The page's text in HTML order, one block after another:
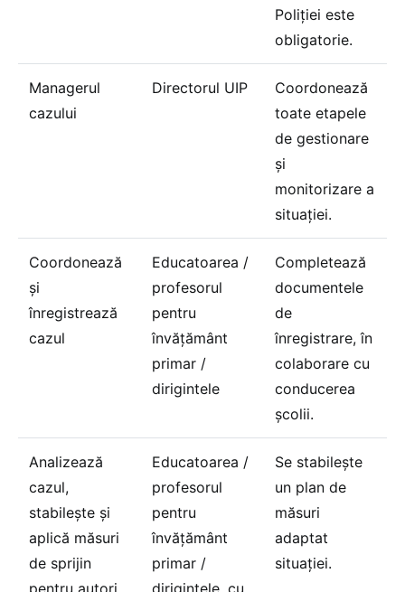
Poliției este
obligatorie.
Managerul
cazului
Directorul UIP
Coordonează
toate etapele
de gestionare
și
monitorizare a
situației.
Coordonează
și
înregistrează
cazul
Educatoarea /
profesorul
pentru
învățământ
primar /
dirigintele
Completează
documentele
de
înregistrare, în
colaborare cu
conducerea
școlii.
Analizează
cazul,
stabilește și
aplică măsuri
de sprijin
Educatoarea /
profesorul
pentru
învățământ
primar /
Se stabilește
un plan de
măsuri
adaptat
situației.